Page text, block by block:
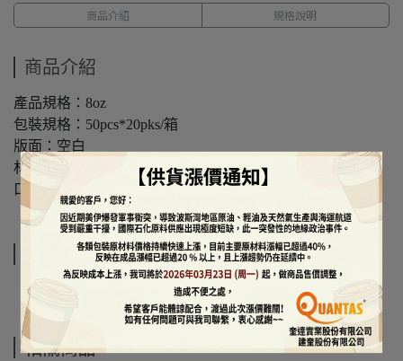
商品介紹 規格說明
商品介紹
產品規格：8oz
包裝規格：50pcs*20pks/箱
版面：空白
材質：PE
口徑/尺寸：80*52*94mm
規格說明
相關商品